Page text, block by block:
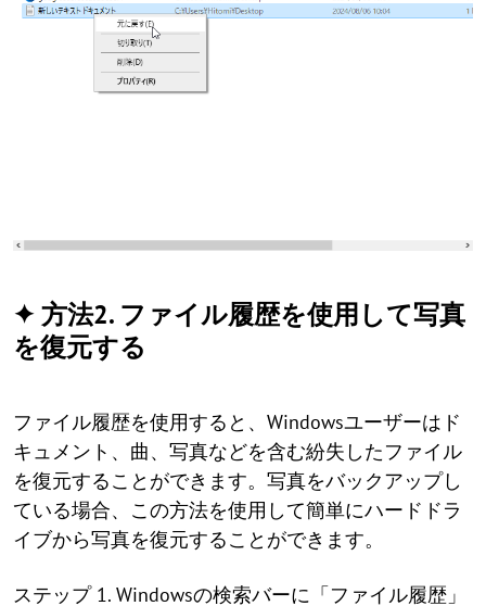
✦ 方法2. ファイル履歴を使用して写真
を復元する
ファイル履歴を使用すると、Windowsユーザーはド
キュメント、曲、写真などを含む紛失したファイル
を復元することができます。写真をバックアップし
ている場合、この方法を使用して簡単にハードドラ
イブから写真を復元することができます。
ステップ 1. Windowsの検索バーに「ファイル履歴」